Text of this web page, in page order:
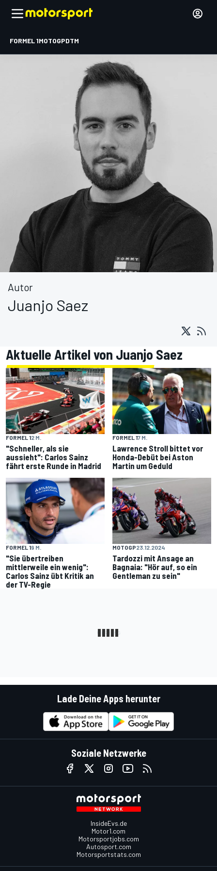
FORMEL 1MOTOGPDTM
Autor
Juanjo Saez
Aktuelle Artikel von Juanjo Saez
FORMEL 12 M.
"Schneller, als sie
aussieht": Carlos Sainz
fährt erste Runde in Madrid
FORMEL 17 M.
Lawrence Stroll bittet vor
Honda-Debüt bei Aston
Martin um Geduld
FORMEL 19 M.
"Sie übertreiben
mittlerweile ein wenig":
Carlos Sainz übt Kritik an
der TV-Regie
MOTOGP23.12.2024
Tardozzi mit Ansage an
Bagnaia: "Hör auf, so ein
Gentleman zu sein"
Lade Deine Apps herunter
Soziale Netzwerke
InsideEvs.de
Motor1.com
Motorsportjobs.com
Autosport.com
Motorsportstats.com